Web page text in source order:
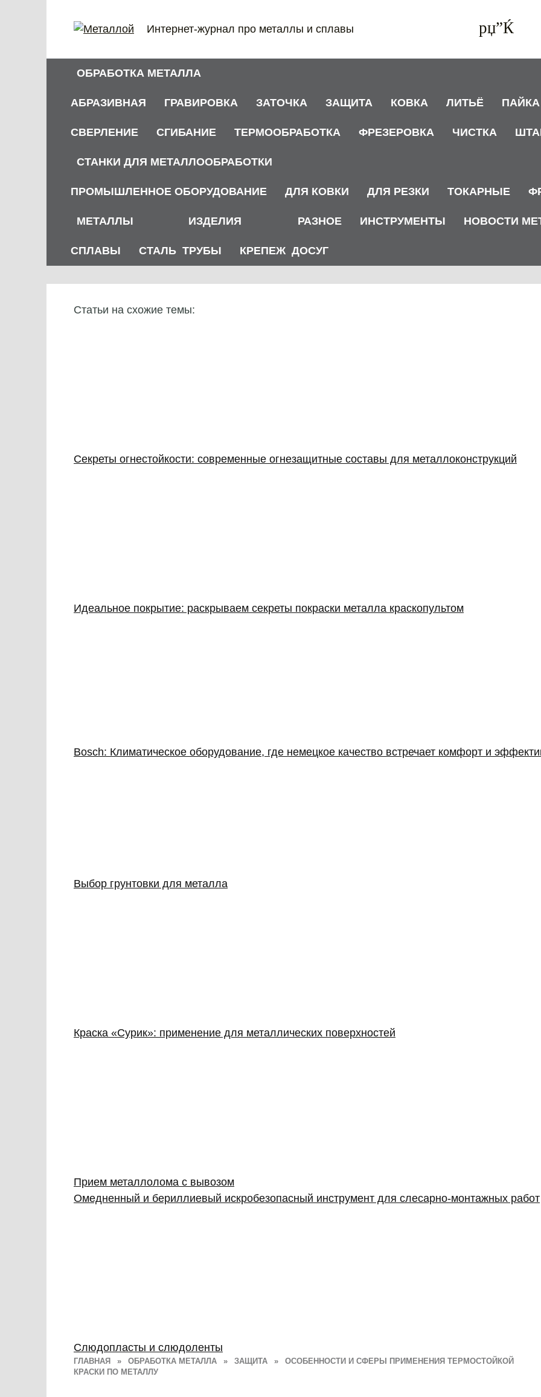
Интернет-журнал про металлы и сплавы
ОБРАБОТКА МЕТАЛЛА
АБРАЗИВНАЯ ГРАВИРОВКА ЗАТОЧКА ЗАЩИТА КОВКА ЛИТЬЁ ПАЙКА
СВЕРЛЕНИЕ СГИБАНИЕ ТЕРМООБРАБОТКА ФРЕЗЕРОВКА ЧИСТКА
СТАНКИ ДЛЯ МЕТАЛЛООБРАБОТКИ
ПРОМЫШЛЕННОЕ ОБОРУДОВАНИЕ ДЛЯ КОВКИ ДЛЯ РЕЗКИ ТОКАРНЫЕ
МЕТАЛЛЫ
СПЛАВЫ СТАЛЬ
ИЗДЕЛИЯ
ТРУБЫ КРЕПЕЖ
РАЗНОЕ
ДОСУГ
ИНСТРУМЕНТЫ НОВОСТИ
ГЛАВНАЯ » ОБРАБОТКА МЕТАЛЛА » ЗАЩИТА »
ОСОБЕННОСТИ И СФЕРЫ ПРИМЕНЕНИЯ ТЕРМОСТОЙКОЙ
КРАСКИ ПО МЕТАЛЛУ
Статьи на схожие темы:
Секреты огнестойкости: современные огнезащитные составы для металлоконструкций
Идеальное покрытие: раскрываем секреты покраски металла краскопультом
Bosch: Климатическое оборудование, где немецкое качество встречает комфорт и
Выбор грунтовки для металла
Краска «Сурик»: применение для металлических поверхностей
Прием металлолома с вывозом
Омедненный и бериллиевый искробезопасный инструмент для слесарно-монтажных работ
Слюдопласты и слюдоленты